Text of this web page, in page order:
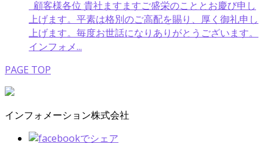
顧客様各位 貴社ますますご盛栄のこととお慶び申し
上げます。平素は格別のご高配を賜り、厚く御礼申し
上げます。毎度お世話になりありがとうございます。
インフォメ...
PAGE TOP
インフォメーション株式会社